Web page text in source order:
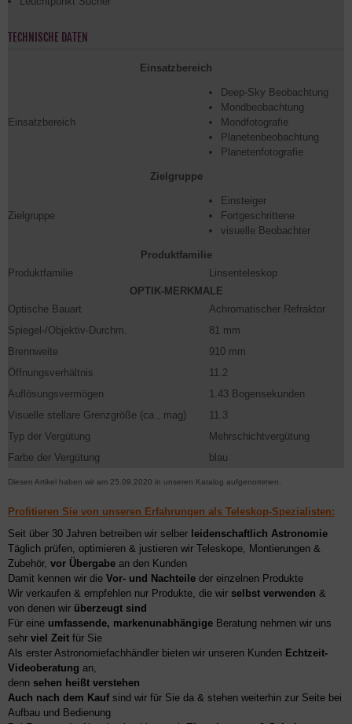
TECHNISCHE DATEN
Einsatzbereich
Einsatzbereich
Deep-Sky Beobachtung
Mondbeobachtung
Mondfotografie
Planetenbeobachtung
Planetenfotografie
Zielgruppe
Zielgruppe
Einsteiger
Fortgeschrittene
visuelle Beobachter
Produktfamilie
Produktfamilie
Linsenteleskop
OPTIK-MERKMALE
Optische Bauart
Achromatischer Refraktor
Spiegel-/Objektiv-Durchm.
81 mm
Brennweite
910 mm
Öffnungsverhältnis
11.2
Auflösungsvermögen
1.43 Bogensekunden
Visuelle stellare Grenzgröße (ca., mag)
11.3
Typ der Vergütung
Mehrschichtvergütung
Farbe der Vergütung
blau
Diesen Artikel haben wir am 25.09.2020 in unseren Katalog aufgenommen.
Profitieren Sie von unseren Erfahrungen als Teleskop-Spezialisten:
Seit über 30 Jahren betreiben wir selber leidenschaftlich Astronomie
Täglich prüfen, optimieren & justieren wir Teleskope, Montierungen &
Zubehör, vor Übergabe an den Kunden
Damit kennen wir die Vor- und Nachteile der einzelnen Produkte
Wir verkaufen & empfehlen nur Produkte, die wir selbst verwenden &
von denen wir überzeugt sind
Für eine umfassende, markenunabhängige Beratung nehmen wir uns
sehr viel Zeit für Sie
Als erster Astronomiefachhändler bieten wir unseren Kunden Echtzeit-
Videoberatung an,
denn sehen heißt verstehen
Auch nach dem Kaufsind wir für Sie da & stehen weiterhin zur Seite bei
Aufbau und Bedienung